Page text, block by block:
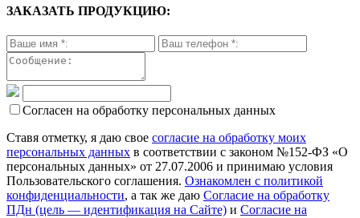
ЗАКАЗАТЬ ПРОДУКЦИЮ:
Согласен на обработку персональных данных
Ставя отметку, я даю свое согласие на обработку моих
персональных данных в соответствии с законом №152-ФЗ «О
персональных данных» от 27.07.2006 и принимаю условия
Пользовательского соглашения. Ознакомлен с политикой
конфиденциальности, а так же даю Согласие на обработку
ПДн (цель — идентификация на Сайте) и Согласие на